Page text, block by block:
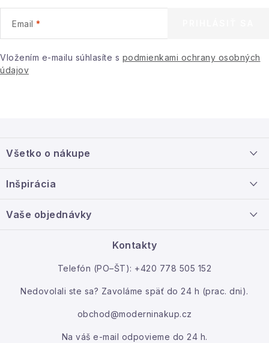
v
ý
p
i
s
Email
Vložením e-mailu súhlasíte s podmienkami ochrany osobných
údajov
p
ä
Všetko o nákupe
Veľkoobchodná spolupráca
Inšpirácia
Vaše objednávky
Kontakty
Telefón (PO–ŠT): +420 778 505 152
Nedovolali ste sa? Zavoláme späť do 24 h (prac. dni).
obchod@moderninakup.cz
Na váš e-mail odpovieme do 24 h.